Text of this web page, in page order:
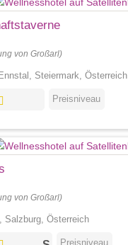
von Großarl)
Steiermark, Österreich
Preisniveau
von Großarl)
Salzburg, Österreich
Preisniveau